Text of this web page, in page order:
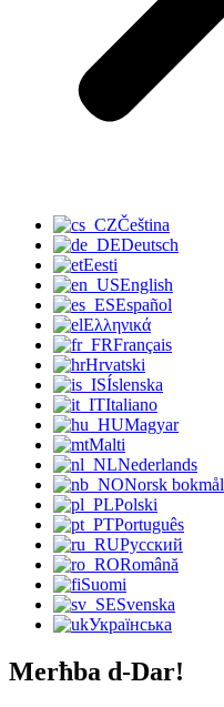
Čeština
Deutsch
Eesti
English
Español
Ελληνικά
Français
Hrvatski
Íslenska
Italiano
Magyar
Malti
Nederlands
Norsk bokmål
Polski
Português
Русский
Română
Suomi
Svenska
Українська
Merħba d-Dar!